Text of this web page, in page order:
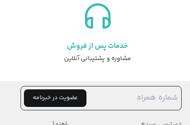
خدمات پس از فروش
مشاوره و پشتیبانی آنلاین
عضویت در خبرنامه